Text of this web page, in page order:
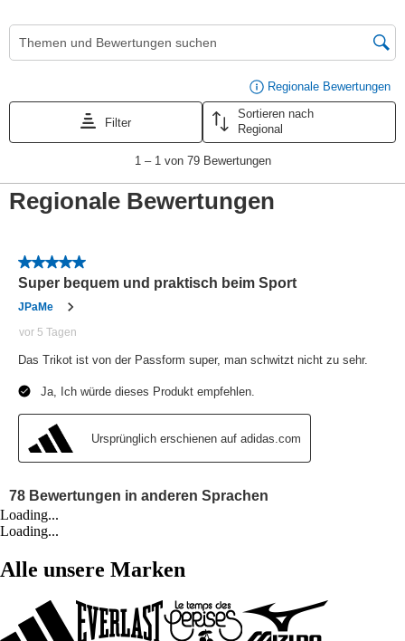
Loading...
Loading...
Alle unsere Marken